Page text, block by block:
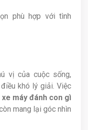
phù hợp với tình
vị của cuộc sống,
khó lý giải. Việc
máy đánh con gì
mang lại góc nhìn